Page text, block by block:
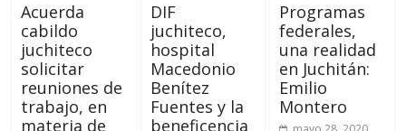
Acuerda
cabildo
juchiteco
solicitar
reuniones de
trabajo, en
materia de
DIF
juchiteco,
hospital
Macedonio
Benítez
Fuentes y la
beneficencia
Programas
federales,
una realidad
en Juchitán:
Emilio
Montero